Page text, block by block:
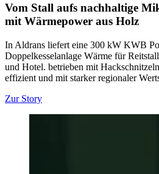
Vom Stall aufs nachhaltige
mit Wärmepower aus Holz
In Aldrans liefert eine 300 kW KWB
Doppelkesselanlage Wärme für
und Hotel. betrieben mit
effizient und mit starker regionaler
Zur Story